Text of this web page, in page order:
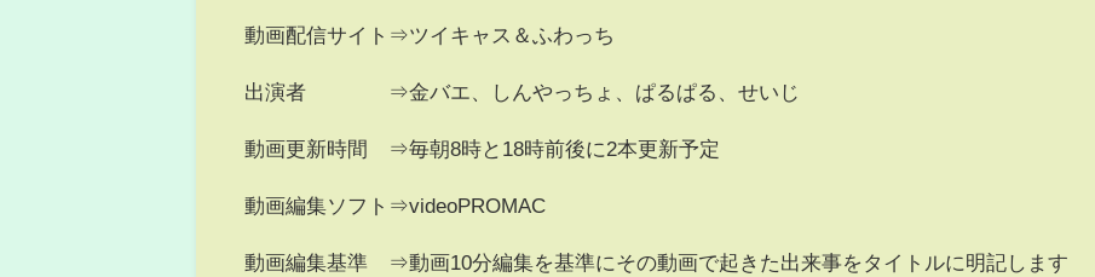
動画配信サイト⇒ツイキャス＆ふわっち
出演者 ⇒金バエ、しんやっちょ、ぱるぱる、せいじ
動画更新時間 ⇒毎朝8時と18時前後に2本更新予定
動画編集ソフト⇒videoPROMAC
動画編集基準 ⇒動画10分編集を基準にその動画で起きた出来事をタイトルに明記します